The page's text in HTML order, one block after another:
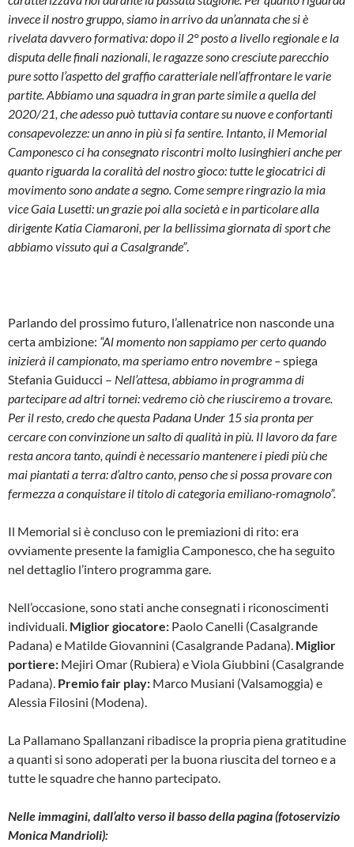
invece il nostro gruppo, siamo in arrivo da un’annata che si è
rivelata davvero formativa: dopo il 2° posto a livello regionale e la
disputa delle finali nazionali, le ragazze sono cresciute parecchio
pure sotto l’aspetto del graffio caratteriale nell’affrontare le varie
partite. Abbiamo una squadra in gran parte simile a quella del
2020/21, che adesso può tuttavia contare su nuove e confortanti
consapevolezze: un anno in più si fa sentire. Intanto, il Memorial
Camponesco ci ha consegnato riscontri molto lusinghieri anche per
quanto riguarda la coralità del nostro gioco: tutte le giocatrici di
movimento sono andate a segno. Come sempre ringrazio la mia
vice Gaia Lusetti: un grazie poi alla società e in particolare alla
dirigente Katia Ciamaroni, per la bellissima giornata di sport che
abbiamo vissuto qui a Casalgrande”.
Parlando del prossimo futuro, l’allenatrice non nasconde una
certa ambizione: “Al momento non sappiamo per certo quando
inizierà il campionato, ma speriamo entro novembre –spiega
Stefania Guiducci – Nell’attesa, abbiamo in programma di
partecipare ad altri tornei: vedremo ciò che riusciremo a trovare.
Per il resto, credo che questa Padana Under 15 sia pronta per
cercare con convinzione un salto di qualità in più. Il lavoro da fare
resta ancora tanto, quindi è necessario mantenere i piedi più che
mai piantati a terra: d’altro canto, penso che si possa provare con
fermezza a conquistare il titolo di categoria emiliano-romagnolo”.
Il Memorial si è concluso con le premiazioni di rito: era
ovviamente presente la famiglia Camponesco, che ha seguito
nel dettaglio l’intero programma gare.
Nell’occasione, sono stati anche consegnati i riconoscimenti
individuali. Miglior giocatore: Paolo Canelli (Casalgrande
Padana) e Matilde Giovannini (Casalgrande Padana). Miglior
portiere: Mejiri Omar (Rubiera) e Viola Giubbini (Casalgrande
Padana). Premio fair play: Marco Musiani (Valsamoggia) e
Alessia Filosini (Modena).
La Pallamano Spallanzani ribadisce la propria piena gratitudine
a quanti si sono adoperati per la buona riuscita del torneo e a
tutte le squadre che hanno partecipato.
Nelle immagini, dall’alto verso il basso della pagina (fotoservizio
Monica Mandrioli):